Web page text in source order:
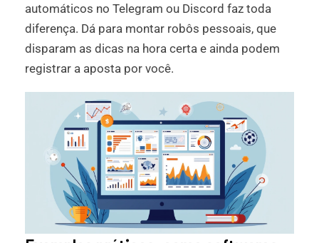
automáticos no Telegram ou Discord faz toda
diferença. Dá para montar robôs pessoais, que
disparam as dicas na hora certa e ainda podem
registrar a aposta por você.